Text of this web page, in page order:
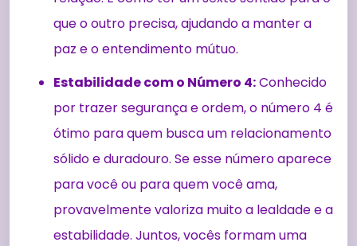
que o outro precisa, ajudando a manter a
paz e o entendimento mútuo.
Estabilidade com o Número 4:Conhecido
por trazer segurança e ordem, o número 4 é
ótimo para quem busca um relacionamento
sólido e duradouro. Se esse número aparece
para você ou para quem você ama,
provavelmente valoriza muito a lealdade e a
estabilidade. Juntos, vocês formam uma